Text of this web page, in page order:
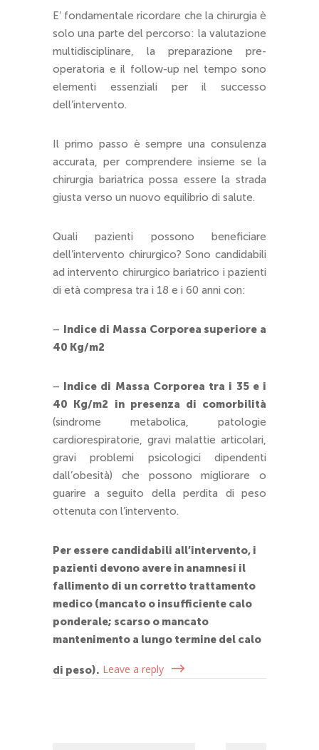
E’ fondamentale ricordare che la chirurgia è
solo una parte del percorso: la valutazione
multidisciplinare, la preparazione pre-
operatoria e il follow-up nel tempo sono
elementi essenziali per il successo
dell’intervento.
Il primo passo è sempre una consulenza
accurata, per comprendere insieme se la
chirurgia bariatrica possa essere la strada
giusta verso un nuovo equilibrio di salute.
Quali pazienti possono beneficiare
dell’intervento chirurgico? Sono candidabili
ad intervento chirurgico bariatrico i pazienti
di età compresa tra i 18 e i 60 anni con:
– Indice di Massa Corporea superiore a
40 Kg/m2
– Indice di Massa Corporea tra i 35 e i
40 Kg/m2
in presenza di comorbilità
(sindrome metabolica, patologie
cardiorespiratorie, gravi malattie articolari,
gravi problemi psicologici dipendenti
dall’obesità) che possono migliorare o
guarire a seguito della perdita di peso
ottenuta con l’intervento.
Per essere candidabili all’intervento, i
pazienti devono avere in anamnesi il
fallimento di un corretto trattamento
medico (mancato o insufficiente calo
ponderale; scarso o mancato
mantenimento a lungo termine del calo
di peso). Leave a reply